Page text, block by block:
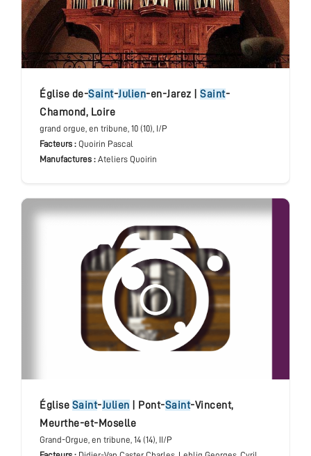
église de-Saint-Julien-en-Jarez Saint-
Chamond, Loire
grand orgue , en tribune , 10 (10), I/P
Facteurs : Quoirin Pascal
Manufactures : Ateliers Quoirin
église Saint-Julien Pont-Saint-Vincent,
Meurthe-et-Moselle
Grand-Orgue, en tribune, 14 (14), II/P